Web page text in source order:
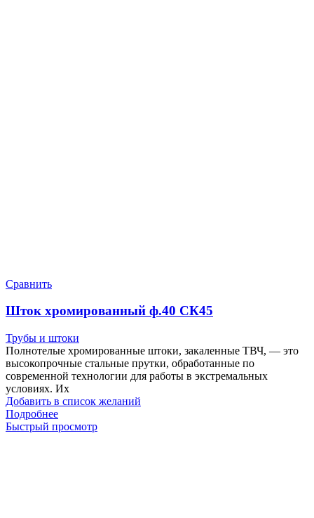
Сравнить
Шток хромированный ф.40 СК45
Трубы и штоки
Полнотелые хромированные штоки, закаленные ТВЧ, — это
высокопрочные стальные прутки, обработанные по
современной технологии для работы в экстремальных
условиях. Их
Добавить в список желаний
Подробнее
Быстрый просмотр